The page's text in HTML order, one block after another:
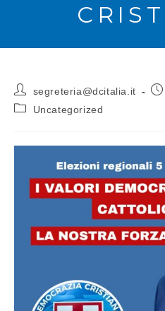
segreteria@dcitalia.it
Uncategorized